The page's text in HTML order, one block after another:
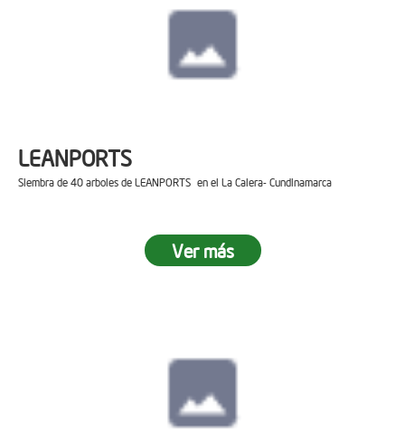
LEANPORTS
Siembra de 40 arboles de LEANPORTS en el La Calera- Cundinamarca
Ver más